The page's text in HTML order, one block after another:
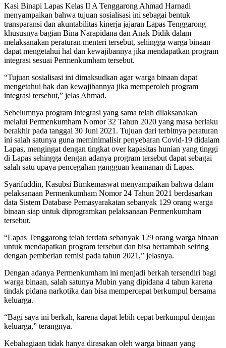
Kasi Binapi Lapas Kelas II A Tenggarong Ahmad Harnadi
menyampaikan bahwa tujuan sosialisasi ini sebagai bentuk
transparansi dan akuntabilitas kinerja jajaran Lapas Tenggarong
khususnya bagian Bina Narapidana dan Anak Didik dalam
melaksanakan peraturan menteri tersebut, sehingga warga binaan
dapat mengetahui hal dan kewajibannya jika mendapatkan program
integrasi sesuai Permenkumham tersebut.
“Tujuan sosialisasi ini dimaksudkan agar warga binaan dapat
mengetahui hak dan kewajibannya jika memperoleh program
integrasi tersebut,” jelas Ahmad.
Sebelumnya program integrasi yang sama telah dilaksanakan
melalui Permenkumham Nomor 32 Tahun 2020 yang masa berlaku
berakhir pada tanggal 30 Juni 2021. Tujuan dari terbitnya peraturan
ini salah satunya guna meminimalisir penyebaran Covid-19 didalam
Lapas, mengingat dengan tingkat over kapasitas hunian yang tinggi
di Lapas sehingga dengan adanya program tersebut dapat sebagai
salah satu upaya pencegahan gangguan keamanan di Lapas.
Syarifuddin, Kasubsi Bimkemaswat menyampaikan bahwa dalam
pelaksanaan Permenkumham Nomor 24 Tahun 2021 berdasarkan
data Sistem Database Pemasyarakatan sebanyak 129 orang warga
binaan siap untuk diprogramkan pelaksanaan Permenkumham
tersebut.
“Lapas Tenggarong telah terdata sebanyak 129 orang warga binaan
untuk mendapatkan program tersebut dan bisa bertambah seiring
dengan pemberian remisi pada tahun 2021,” jelasnya.
Dengan adanya Permenkumham ini menjadi berkah tersendiri bagi
warga binaan, salah satunya Mubin yang dipidana 4 tahun karena
tindak pidana narkotika dan bisa mempercepat berkumpul bersama
keluarga.
“Bagi saya ini berkah, karena dapat lebih cepat berkumpul dengan
keluarga,” terangnya.
Kebahagiaan tidak hanya dirasakan oleh warga binaan yang